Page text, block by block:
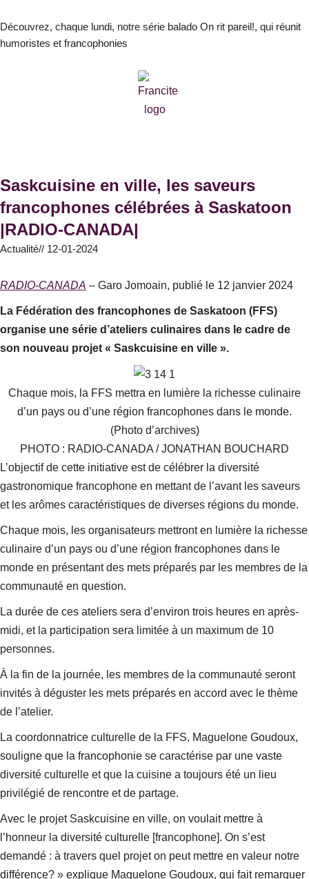
au
contenu
Découvrez, chaque lundi, notre série balado On rit pareil!, qui réunit
humoristes et francophonies
Saskcuisine en ville, les saveurs
francophones célébrées à Saskatoon
|RADIO-CANADA|
Actualité// 12-01-2024
RADIO-CANADA – Garo Jomoain, publié le 12 janvier 2024
La Fédération des francophones de Saskatoon (FFS)
organise une série d’ateliers culinaires dans le cadre de
son nouveau projet « Saskcuisine en ville ».
Chaque mois, la FFS mettra en lumière la richesse culinaire
d’un pays ou d’une région francophones dans le monde.
(Photo d’archives)
PHOTO : RADIO-CANADA / JONATHAN BOUCHARD
L’objectif de cette initiative est de célébrer la diversité
gastronomique francophone en mettant de l’avant les saveurs
et les arômes caractéristiques de diverses régions du monde.
Chaque mois, les organisateurs mettront en lumière la richesse
culinaire d’un pays ou d’une région francophones dans le
monde en présentant des mets préparés par les membres de la
communauté en question.
La durée de ces ateliers sera d’environ trois heures en après-
midi, et la participation sera limitée à un maximum de 10
personnes.
À la fin de la journée, les membres de la communauté seront
invités à déguster les mets préparés en accord avec le thème
de l’atelier.
La coordonnatrice culturelle de la FFS, Maguelone Goudoux,
souligne que la francophonie se caractérise par une vaste
diversité culturelle et que la cuisine a toujours été un lieu
privilégié de rencontre et de partage.
Avec le projet Saskcuisine en ville, on voulait mettre à
l’honneur la diversité culturelle [francophone]. On s’est
demandé : à travers quel projet on peut mettre en valeur notre
différence? » explique Maguelone Goudoux, qui fait remarquer